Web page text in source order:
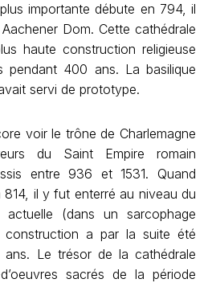
importante débute en 794, il
Dom. Cette cathédrale
haute construction religieuse
pendant 400 ans. La basilique
servi de prototype.
voir le trône de Charlemagne
du Saint Empire romain
entre 936 et 1531. Quand
814, il y fut enterré au niveau du
(dans un sarcophage
construction a par la suite été
ans. Le trésor de la cathédrale
sacrés de la période